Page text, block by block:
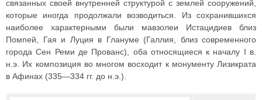
связанных своей внутренней структурой с землей сооружений,
которые иногда продолжали возводиться. Из сохранившихся
наиболее характерными были мавзолеи Истацидиев близ
Помпей, Гая и Луция в Глануме (Галлия, близ современного
города Сен Реми де Прованс), оба относящиеся к началу I в.
н.э. Их композиция во многом восходит к монументу Лизикрата
в Афинах (335—334 гг. до н.э.).